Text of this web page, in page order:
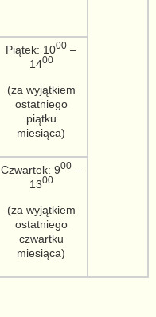
Piątek: 1000 –
1400
(za wyjątkiem
ostatniego
piątku
miesiąca)
Czwartek: 900 –
1300
(za wyjątkiem
ostatniego
czwartku
miesiąca)